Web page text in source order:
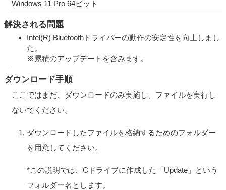
Windows 11 Pro 64ビット
解決される問題
Intel(R) Bluetoothドライバーの動作の安定性を向上しまし
た。
※累積のアップデートを含みます。
ダウンロード手順
ここではまだ、ダウンロードのみ実施し、ファイルを実行し
ないでください。
ダウンロードしたファイルを格納するためのフォルダー
を用意してください。
*この説明では、Cドライブに作成した「Update」という
フォルダー名とします。